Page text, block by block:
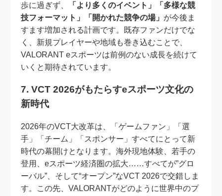
歩に過ぎず、
「より多くのイベント」「多様な競
技フォーマット」「開かれた競争の場」 が今後ま
すます増加される計画です。既存ファンだけでな
く、新規プレイヤーや地域も巻き込むことで、
VALORANT eスポーツは前例のない成長を続けて
いくと期待されています。
7. VCT 2026がもたらすeスポーツ文化の
新時代
2026年のVCT大改革は、「ゲームファン」「選
手」「チーム」「スポンサー」すべてにとって新
時代の幕開けとなります。海外現地体験、若手の
登用、eスポーツ経済圏の拡大……すべてが”グロ
ーバル”、そして“オープン”なVCT 2026で交錯しま
す。この先、VALORANTがどのように世界中のプ